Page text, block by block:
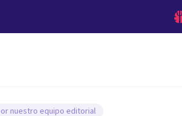
nuestro equipo editorial